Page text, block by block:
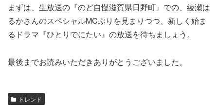
まずは、生放送の『のど自慢滋賀県日野町』での、綾瀬は
るかさんのスペシャルMCぶりを見まりつつ、新しく始ま
るドラマ『ひとりでにたい』の放送を待ちましょう。
最後までお読みいただきありがとうございました。
トレンド